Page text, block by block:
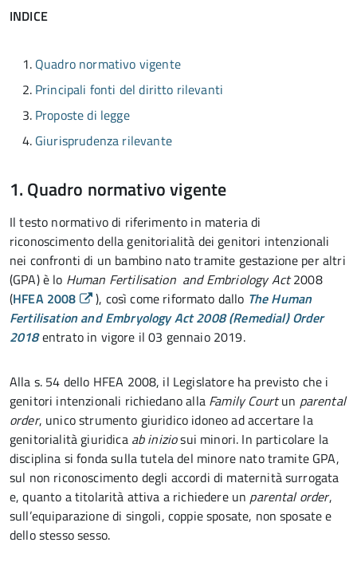
INDICE
Quadro normativo vigente
Principali fonti del diritto rilevanti
Proposte di legge
Giurisprudenza rilevante
1. Quadro normativo vigente
Il testo normativo di riferimento in materia di
riconoscimento della genitorialità dei genitori intenzionali
nei confronti di un bambino nato tramite gestazione per altri
(GPA) è lo Human Fertilisation and Embriology Act2008
(HFEA 2008 ), così come riformato dallo The Human
Fertilisation and Embryology Act 2008 (Remedial) Order
2018entrato in vigore il 03 gennaio 2019.
Alla s. 54 dello HFEA 2008, il Legislatore ha previsto che i
genitori intenzionali richiedano alla Family Courtun parental
order, unico strumento giuridico idoneo ad accertare la
genitorialità giuridica ab iniziosui minori. In particolare la
disciplina si fonda sulla tutela del minore nato tramite GPA,
sul non riconoscimento degli accordi di maternità surrogata
e, quanto a titolarità attiva a richiedere un parental order,
sull’equiparazione di singoli, coppie sposate, non sposate e
dello stesso sesso.